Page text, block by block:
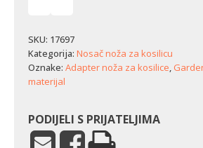
tip
9825
količina
SKU: 17697
Kategorija: Nosač noža za kosilicu
Oznake: Adapter noža za kosilice,
materijal
PODIJELI S PRIJATELJIMA